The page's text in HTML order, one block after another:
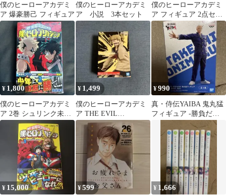
僕のヒーローアカデミ
ア 爆豪勝己 フィギュア
僕のヒーローアカデミ
ア 小説 3本セット
僕のヒーローアカデミ
ア フィギュア 2点セッ
ト
¥ 1,800
僕のヒーローアカデミ
ア 2巻 シュリンク未開
封
¥ 1,499
僕のヒーローアカデミ
ア THE EVIL
VILLAINs トガヒミコ
¥990
真・侍伝YAIBA 鬼丸猛
フィギュア -勝負だ。
¥ 15,000 ¥599 ¥ 1,666